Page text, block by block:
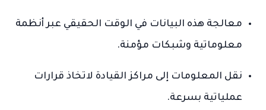
معالجة هذه البيانات في الوقت الحقيقي عبر أنظمة
معلوماتية وشبكات مؤمنة.
نقل المعلومات إلى مراكز القيادة لاتخاذ قرارات
عملياتية بسرعة.